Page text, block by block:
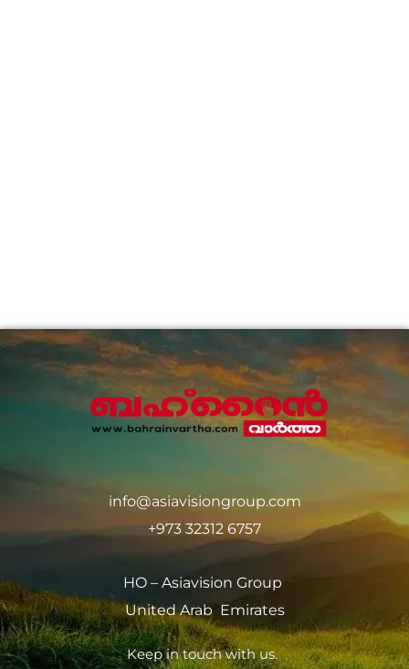
info@asiavisiongroup.com
+973 32312 6757
HO – Asiavision Group
United Arab Emirates
Keep in touch with us.